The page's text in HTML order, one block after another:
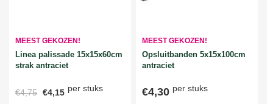
MEEST GEKOZEN!
Linea palissade 15x15x60cm
strak antraciet
€4,75 €4,15 per stuks
MEEST GEKOZEN!
Opsluitbanden 5x15x100cm
antraciet
€4,30 per stuks